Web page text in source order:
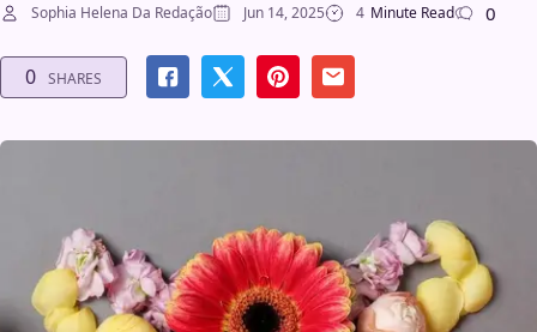
Sophia Helena Da Redação Jun 14, 2025 4 Minute Read 0
0 SHARES